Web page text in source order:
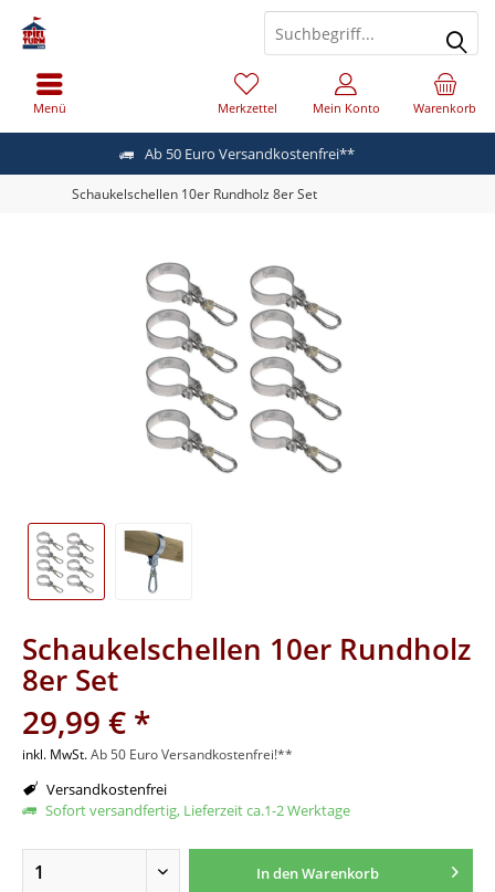
Ab 50 Euro Versandkostenfrei**
Menü Warenkorb
Merkzettel Mein Konto
Schaukelschellen 10er Rundholz 8er Set
Schaukelschellen 10er Rundholz
8er Set
29,99 € *
inkl. MwSt.Ab 50 Euro Versandkostenfrei!**
Versandkostenfrei
Sofort versandfertig, Lieferzeit ca.1-2 Werktage
In denWarenkorb